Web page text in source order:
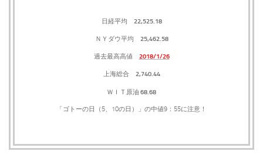
日経平均 22,525.18
ＮＹダウ平均 25,462.58
過去最高高値 2018/1/26
上海総合 2,740.44
ＷＩＴ原油 68.68
「ゴトーの日（5、10の日）」の中値9：55に注意！